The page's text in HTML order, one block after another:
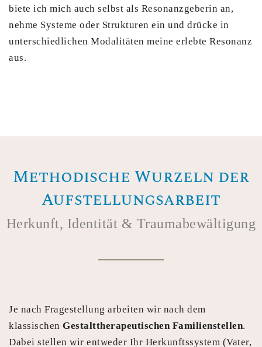
biete ich mich auch selbst als Resonanzgeberin an,
nehme Systeme oder Strukturen ein und drücke in
unterschiedlichen Modalitäten meine erlebte Resonanz
aus.
Methodische Wurzeln der
Aufstellungsarbeit
Herkunft, Identität & Traumabewältigung
Je nach Fragestellung arbeiten wir nach dem
klassischen Gestalttherapeutischen Familienstellen.
Dabei stellen wir entweder Ihr Herkunftssystem (Vater,